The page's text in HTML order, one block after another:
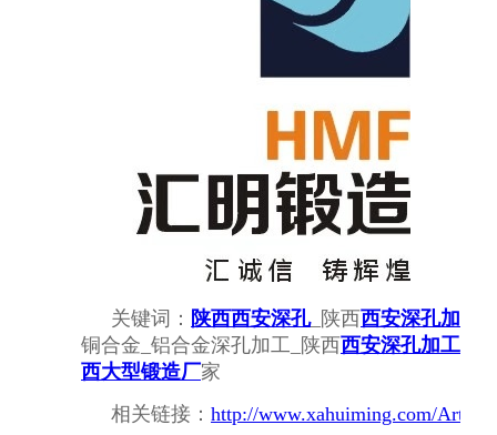
关键词： 陕西西安深孔_陕西西安深孔加工
铜合金_铝合金深孔加工_陕西西安深孔加工厂
西大型锻造厂家
相关链接： http://www.xahuiming.com/